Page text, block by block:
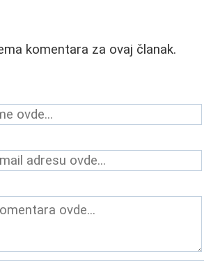
komentara za ovaj članak.